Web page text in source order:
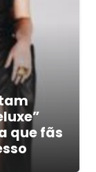
que fãs